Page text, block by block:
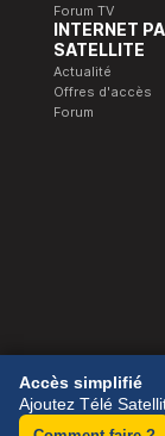
Forum TV
INTERNET
SATELLITE
Actualité
Offres d'accès
Forum
©
Accès simplifié
Ajoutez Télé